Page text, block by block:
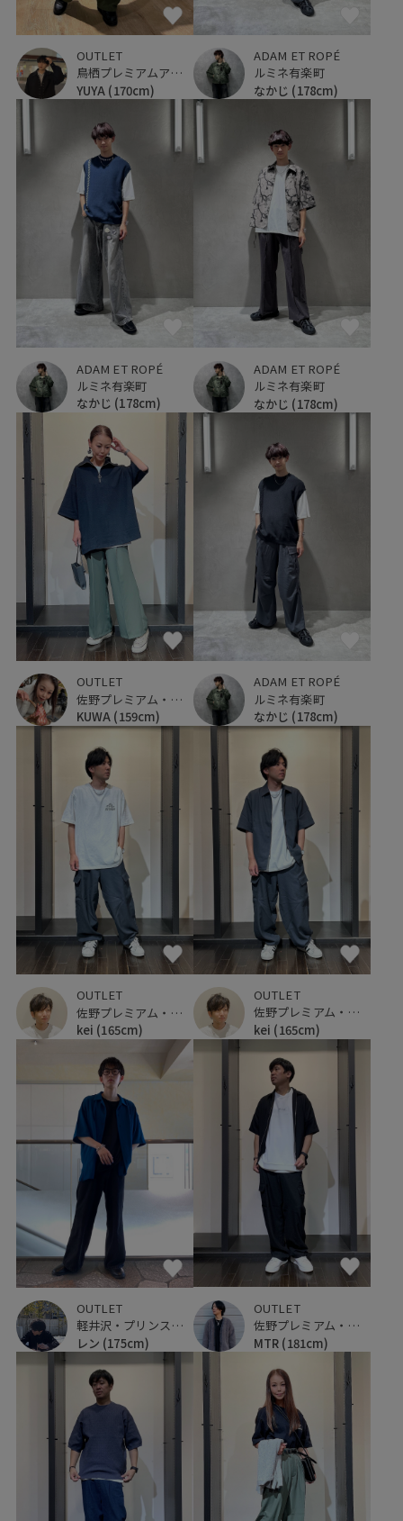
OUTLET
鳥栖プレミアムアウトレット
YUYA (170cm)
ADAM ET ROPÉ
ルミネ有楽町
なかじ (178cm)
ADAM ET ROPÉ
ルミネ有楽町
なかじ (178cm)
ADAM ET ROPÉ
ルミネ有楽町
なかじ (178cm)
OUTLET
佐野プレミアム・アウトレット
KUWA (159cm)
ADAM ET ROPÉ
ルミネ有楽町
なかじ (178cm)
OUTLET
佐野プレミアム・アウトレット
kei (165cm)
OUTLET
佐野プレミアム・アウトレット
kei (165cm)
OUTLET
軽井沢・プリンスショッピングプラザ
レン (175cm)
OUTLET
佐野プレミアム・アウトレット
MTR (181cm)